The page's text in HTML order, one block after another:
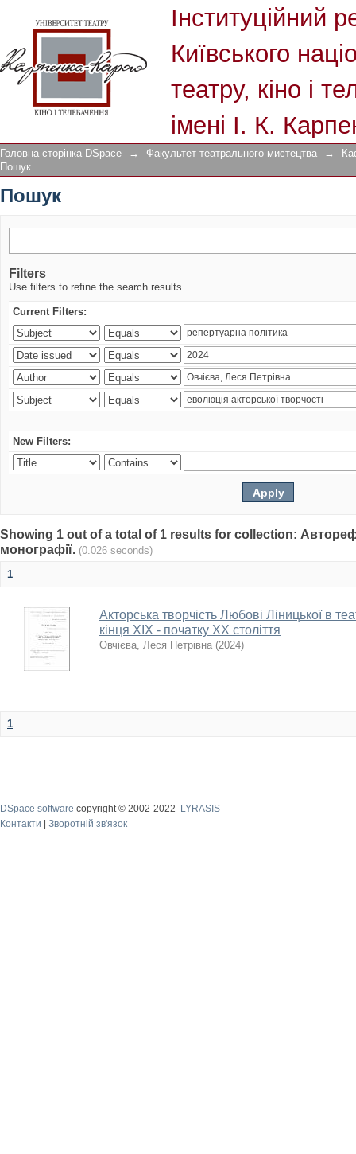
Інституційний
Київського
театру, кіно і
імені І. К.
Головна сторінка DSpace → Факультет театрального мистецтва →
Пошук
Пошук
Filters
Use filters to refine the search results.
Current Filters:
New Filters:
Showing 1 out of a total of 1 results for collection:
монографії. (0.026 seconds)
1
Акторська творчість Любові Ліницької в
кінця ХІХ - початку ХХ століття
Овчієва, Леся Петрівна (2024)
1
DSpace software copyright © 2002-2022
LYRASIS
Контакти
Зворотній зв'язок